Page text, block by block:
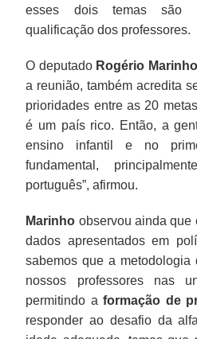
esses dois temas são
qualificação dos professores.
O deputado Rogério Marinho
a reunião, também acredita
prioridades entre as 20
é um país rico. Então, a
ensino infantil e no
fundamental,
português”, afirmou.
Marinho observou ainda que
dados apresentados em
sabemos que a
nossos professores nas
permitindo aformação de
responder ao desafio da